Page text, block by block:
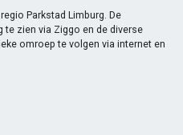
Parkstad Limburg. De
te zien via Ziggo en de diverse
omroep te volgen via internet en